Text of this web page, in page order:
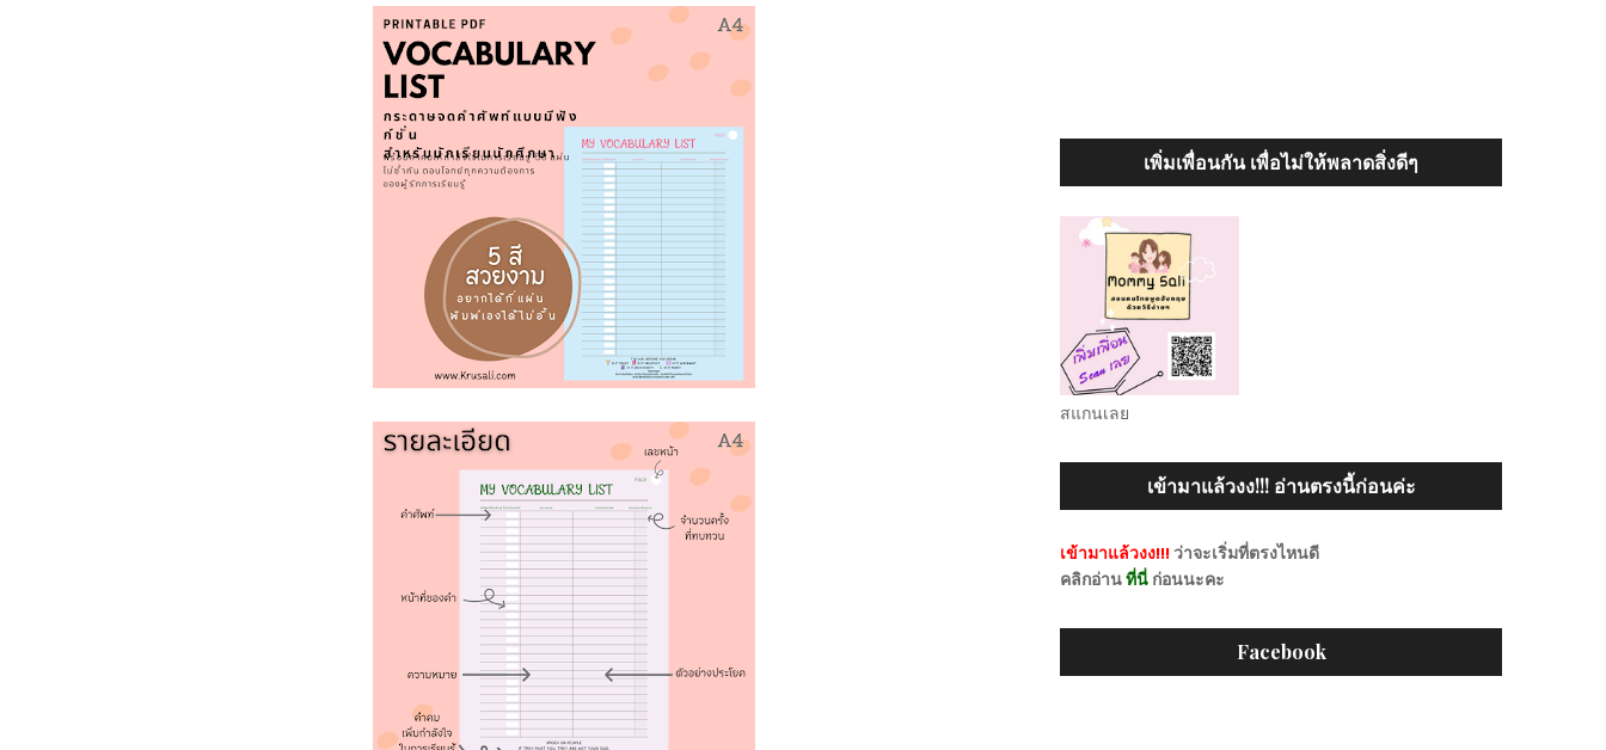
เพิ่มเพื่อนกัน เพื่อไม่ให้พลาดสิ่งดีๆ
สแกนเลย
เข้ามาแล้วงง!!! อ่านตรงนี้ก่อนค่ะ
เข้ามาแล้วงง!!!ว่าจะเริ่มที่ตรงไหนดี
คลิกอ่านที่นี่ ก่อนนะคะ
Facebook